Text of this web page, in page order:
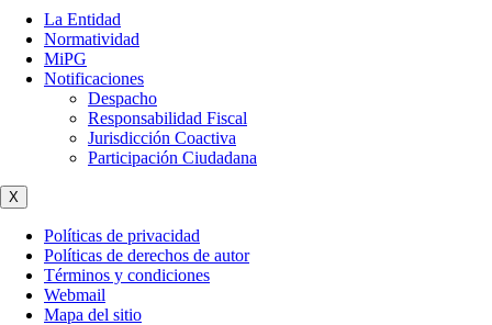
La Entidad
Normatividad
MiPG
Notificaciones
Despacho
Responsabilidad Fiscal
Jurisdicción Coactiva
Participación Ciudadana
X
Políticas de privacidad
Políticas de derechos de autor
Términos y condiciones
Webmail
Mapa del sitio